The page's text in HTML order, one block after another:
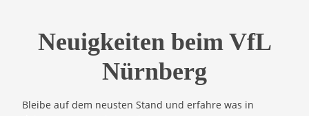
Neuigkeiten beim VfL
Nürnberg
Bleibe auf dem neusten Stand und erfahre was in